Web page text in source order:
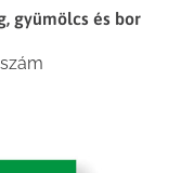
gyümölcs és bor